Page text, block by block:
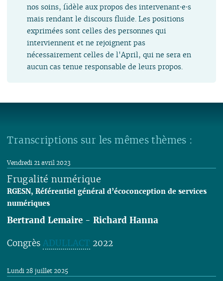
nos soins, fidèle aux propos des intervenant⋅e⋅s
mais rendant le discours fluide. Les positions
exprimées sont celles des personnes qui
interviennent et ne rejoignent pas
nécessairement celles de l'April, qui ne sera en
aucun cas tenue responsable de leurs propos.
Transcriptions sur les mêmes thèmes :
Frugalité numérique
RGESN, Référentiel général d’écoconception de services
numériques
Vendredi 21 avril 2023
Bertrand Lemaire -Richard Hanna
CongrèsADULLACT 2022
Lire
Lundi 28 juillet 2025